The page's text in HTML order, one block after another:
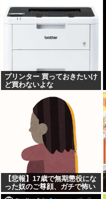
プリンター 買っておきたいけ
ど買わないよな
【悲報】17歳で無期懲役にな
った奴のご尊顔、ガチで怖い